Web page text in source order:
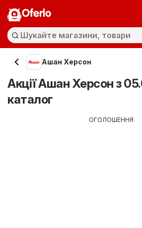
Oferlo
Ашан Херсон
Акції Ашан Херсон з
каталог
ОГОЛОШЕННЯ